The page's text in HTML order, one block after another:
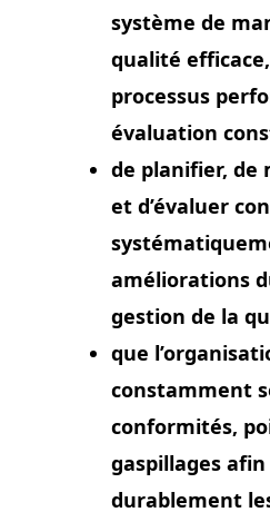
système de
qualité
processus
évaluation
de planifier,
et d’évaluer
améliorations
gestion de la
que
constamment
conformités,
gaspillages afin
durablement